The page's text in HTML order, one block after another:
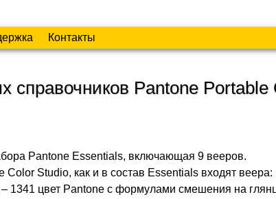
Контакты
справочников Pantone Portable
Pantone Essentials, включающая 9 вееров.
Color Studio, как и в состав Essentials входят веера:
1341 цвет Pantone с формулами смешения на